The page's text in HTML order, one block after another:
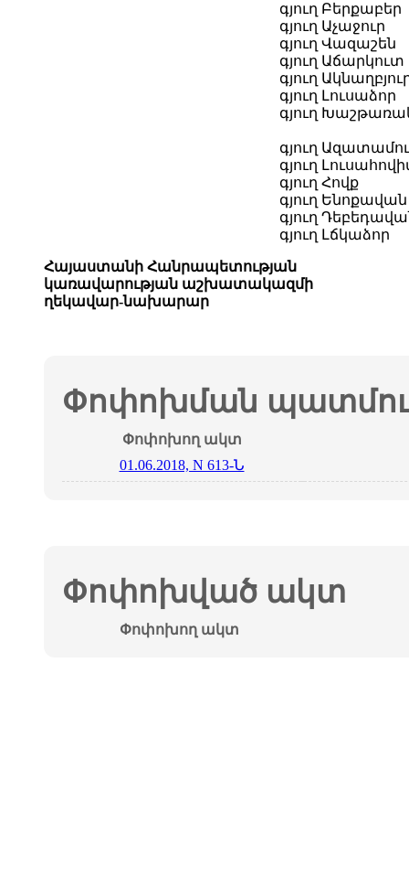
գյուղ Բերքաբեր
գյուղ Աչաջուր
գյուղ Վազաշեն
գյուղ Աճարկուտ
գյուղ
գյուղ Լուսաձոր
գյուղ
գյուղ
գյուղ
գյուղ Հովք
գյուղ Ենոքավան
գյուղ
գյուղ Լճկաձոր
Հայաստանի Հանրապետության
կառավարության աշխատակազմի
ղեկավար-նախարար
Փոփոխման
Փոփոխող ակտ
01.06.2018, N 613-Ն
Փոփոխված ակտ
Փոփոխող ակտ